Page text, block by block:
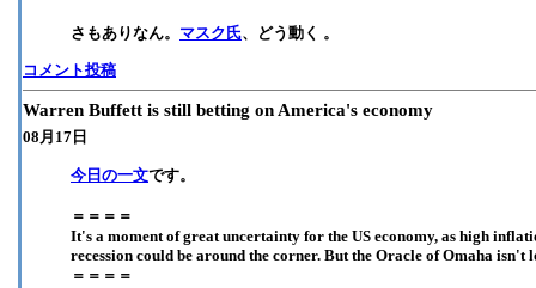
さもありなん。 マスク氏、どう動く 。
コメント投稿
Warren Buffett is still betting on America's economy
08月17日
今日の一文です。
＝＝＝＝
It's a moment of great uncertainty for the US economy, as high
recession could be around the corner. But the Oracle of Omaha isn't
＝＝＝＝